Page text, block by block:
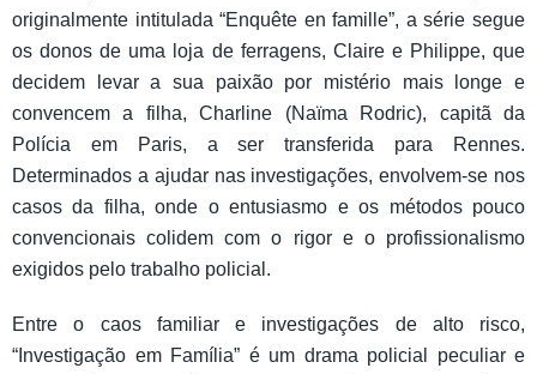
originalmente intitulada “Enquête en famille”, a série segue
os donos de uma loja de ferragens, Claire e Philippe, que
decidem levar a sua paixão por mistério mais longe e
convencem a filha, Charline (Naïma Rodric), capitã da
Polícia em Paris, a ser transferida para Rennes.
Determinados a ajudar nas investigações, envolvem-se nos
casos da filha, onde o entusiasmo e os métodos pouco
convencionais colidem com o rigor e o profissionalismo
exigidos pelo trabalho policial.
Entre o caos familiar e investigações de alto risco,
“Investigação em Família” é um drama policial peculiar e